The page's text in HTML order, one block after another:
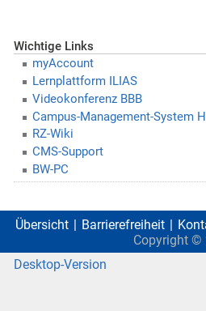
Wichtige Links
myAccount
Lernplattform ILIAS
Videokonferenz BBB
Campus-Management-System
RZ-Wiki
CMS-Support
BW-PC
Übersicht Barrierefreiheit
Copyright ©
Desktop-Version